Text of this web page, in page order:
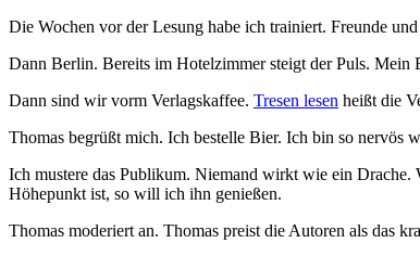
Die Wochen vor der Lesung habe ich trainiert. Freunde
Dann Berlin. Bereits im Hotelzimmer steigt der Puls.
Dann sind wir vorm Verlagskaffee. Tresen lesen heißt die
Thomas begrüßt mich. Ich bestelle Bier. Ich bin so nervös
Ich mustere das Publikum. Niemand wirkt wie ein Drache.
Höhepunkt ist, so will ich ihn genießen.
Thomas moderiert an. Thomas preist die Autoren als das